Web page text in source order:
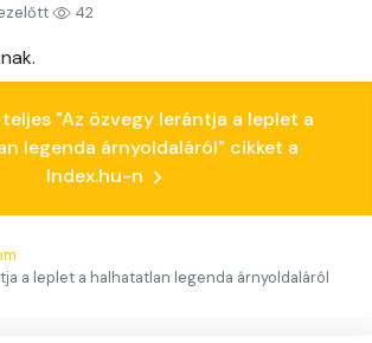
42
"Az özvegy lerántja a leplet a
legenda árnyoldaláról" cikket a
Index.hu-n
a leplet a halhatatlan legenda árnyoldaláról